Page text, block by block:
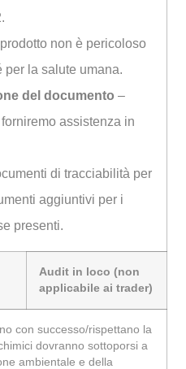
non è pericoloso
per la salute umana.
del documento –
assistenza in
di tracciabilità per
aggiuntivi per i
presenti.
Audit in loco (non
applicabile ai trader)
con successo/rispettano la
dovranno sottoporsi a
ambientale e della